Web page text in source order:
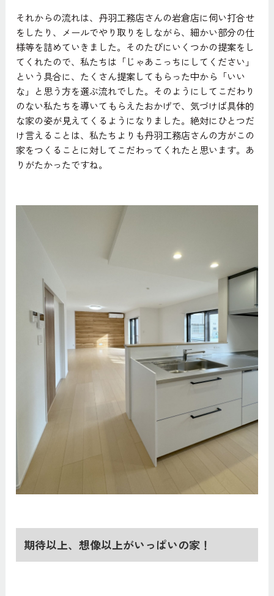
それからの流れは、丹羽工務店さんの岩倉店に伺い打合せ
をしたり、メールでやり取りをしながら、細かい部分の仕
様等を詰めていきました。そのたびにいくつかの提案をし
てくれたので、私たちは「じゃあこっちにしてください」
という具合に、たくさん提案してもらった中から「いい
な」と思う方を選ぶ流れでした。そのようにしてこだわり
のない私たちを導いてもらえたおかげで、気づけば具体的
な家の姿が見えてくるようになりました。絶対にひとつだ
け言えることは、私たちよりも丹羽工務店さんの方がこの
家をつくることに対してこだわってくれたと思います。あ
りがたかったですね。
期待以上、想像以上がいっぱいの家！